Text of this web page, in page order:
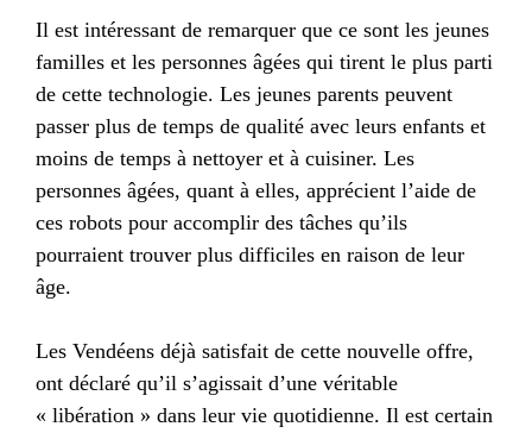
Il est intéressant de remarquer que ce sont les jeunes
familles et les personnes âgées qui tirent le plus parti
de cette technologie. Les jeunes parents peuvent
passer plus de temps de qualité avec leurs enfants et
moins de temps à nettoyer et à cuisiner. Les
personnes âgées, quant à elles, apprécient l’aide de
ces robots pour accomplir des tâches qu’ils
pourraient trouver plus difficiles en raison de leur
âge.
Les Vendéens déjà satisfait de cette nouvelle offre,
ont déclaré qu’il s’agissait d’une véritable
« libération » dans leur vie quotidienne. Il est certain